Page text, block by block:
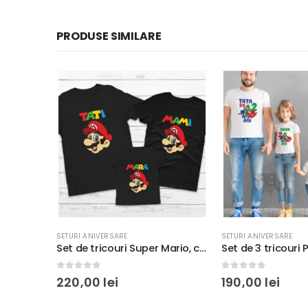
PRODUSE SIMILARE
SETURI ANIVERSARE
Set de 3 tricouri PJ Masks – culoare albă, rezistent la spălări, bumbac 100%, Regular Fit, model 1
out of 5
190,00 lei
SETURI ANIVERSARE
out of 5
220,00lei